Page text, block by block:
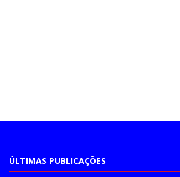
ÚLTIMAS PUBLICAÇÕES